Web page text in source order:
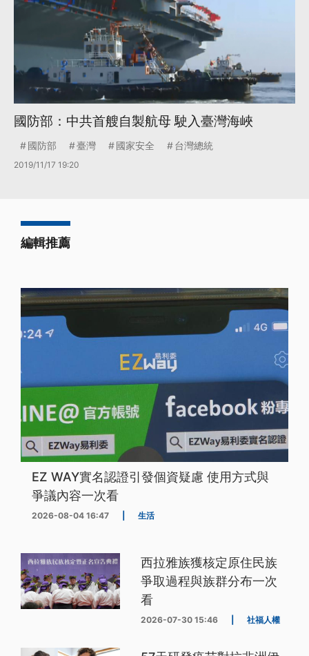
國防部：中共首艘自製航母 駛入臺灣海峽
國防部 臺灣 國家安全 台灣總統
2019/11/17 19:20
編輯推薦
EZ WAY實名認證引發個資疑慮 使用方式與
爭議內容一次看
2026-08-04 16:47 生活
西拉雅族獲核定原住民族
爭取過程與族群分布一次
看
2026-07-30 15:46 社福人權